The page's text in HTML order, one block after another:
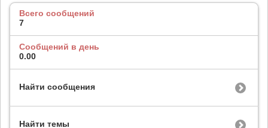
Всего сообщений
7
Сообщений в день
0.00
Найти сообщения
Найти темы